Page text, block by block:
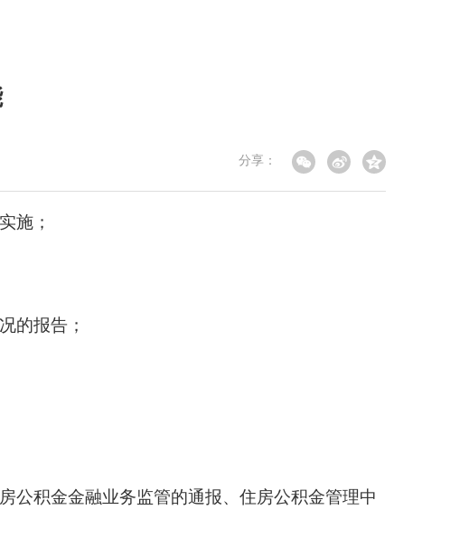
分享：
施；
的报告；
公积金金融业务监管的通报、住房公积金管理中